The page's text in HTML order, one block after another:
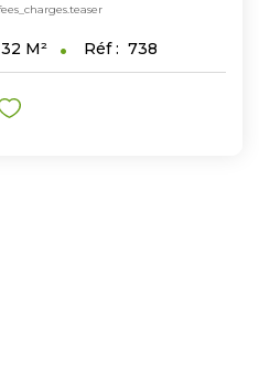
32 M² Réf : 738